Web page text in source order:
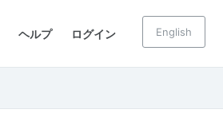
ヘルプ ログイン English